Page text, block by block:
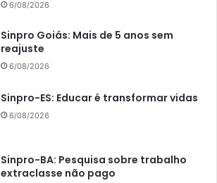
6/08/2026
Sinpro Goiás: Mais de 5 anos sem
reajuste
6/08/2026
Sinpro-ES: Educar é transformar vidas
6/08/2026
Sinpro-BA: Pesquisa sobre trabalho
extraclasse não pago